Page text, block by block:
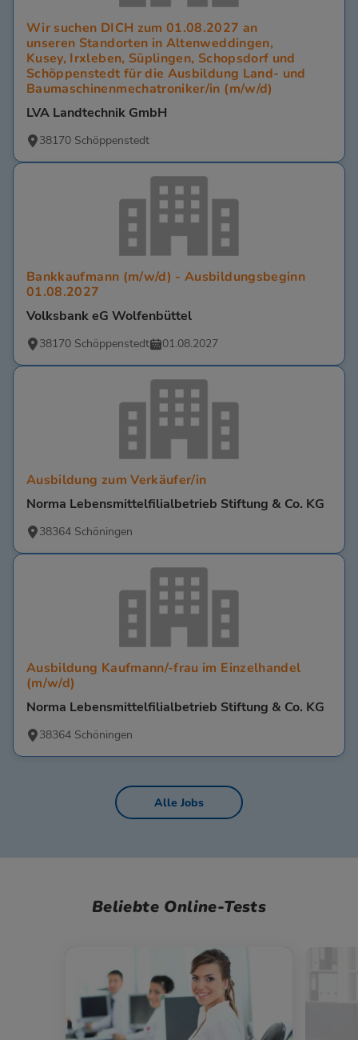
Wir suchen DICH zum 01.08.2027 an
unseren Standorten in Altenweddingen,
Kusey, Irxleben, Süplingen, Schopsdorf und
Schöppenstedt für die Ausbildung Land- und
Baumaschinenmechatroniker/in (m/w/d)
LVA Landtechnik GmbH
38170 Schöppenstedt
Bankkaufmann (m/w/d) - Ausbildungsbeginn
01.08.2027
Volksbank eG Wolfenbüttel
38170 Schöppenstedt 01.08.2027
Ausbildung zum Verkäufer/in
Norma Lebensmittelfilialbetrieb Stiftung & Co. KG
38364 Schöningen
Ausbildung Kaufmann/-frau im Einzelhandel
(m/w/d)
Norma Lebensmittelfilialbetrieb Stiftung & Co. KG
38364 Schöningen
Alle Jobs
Beliebte Online-Tests